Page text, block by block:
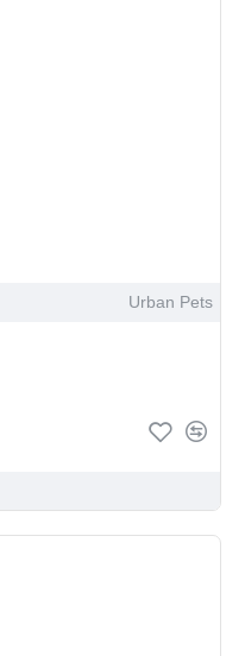
Urban Pets